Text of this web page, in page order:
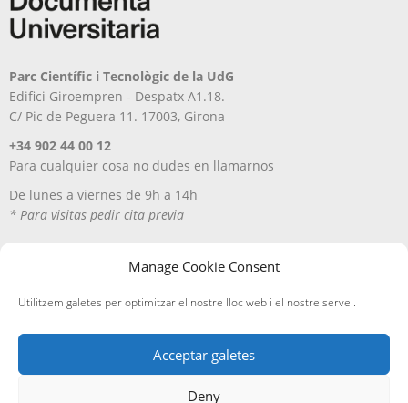
Manage Cookie Consent
Utilitzem galetes per optimitzar el nostre lloc web i el nostre servei.
Acceptar galetes
Deny
Parc Científic i Tecnològic de la UdG
Edifici Giroempren - Despatx A1.18.
C/ Pic de Peguera 11. 17003, Girona
+34 902 44 00 12
Para cualquier cosa no dudes en llamarnos
De lunes a viernes de 9h a 14h
* Para visitas pedir cita previa